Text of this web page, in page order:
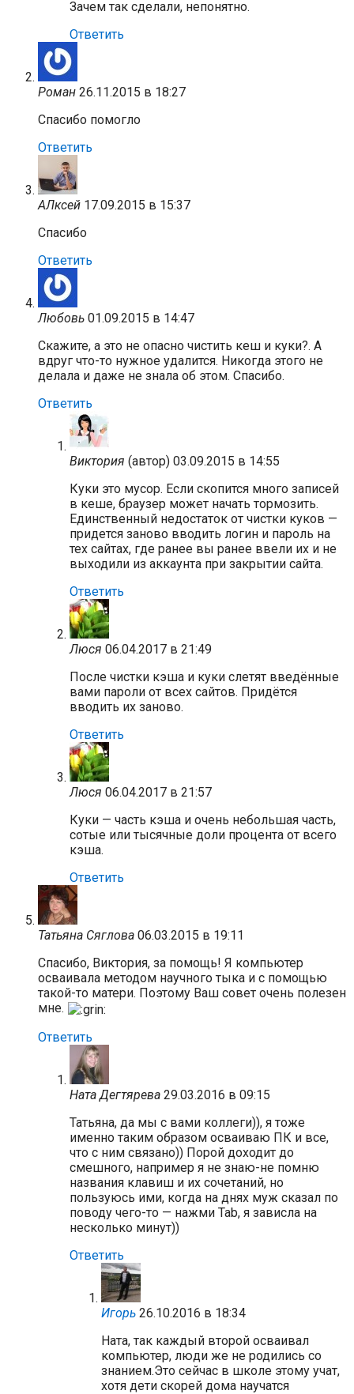
Зачем так сделали, непонятно.
Ответить
Роман 26.11.2015 в 18:27
Спасибо помогло
Ответить
АЛксей 17.09.2015 в 15:37
Спасибо
Ответить
Любовь 01.09.2015 в 14:47
Скажите, а это не опасно чистить кеш и куки?. А
вдруг что-то нужное удалится. Никогда этого не
делала и даже не знала об этом. Спасибо.
Ответить
Виктория (автор) 03.09.2015 в 14:55
Куки это мусор. Если скопится много записей
в кеше, браузер может начать тормозить.
Единственный недостаток от чистки куков —
придется заново вводить логин и пароль на
тех сайтах, где ранее вы ранее ввели их и не
выходили из аккаунта при закрытии сайта.
Ответить
Люся 06.04.2017 в 21:49
После чистки кэша и куки слетят введённые
вами пароли от всех сайтов. Придётся
вводить их заново.
Ответить
Люся 06.04.2017 в 21:57
Куки — часть кэша и очень небольшая часть,
сотые или тысячные доли процента от всего
кэша.
Ответить
Татьяна Сяглова 06.03.2015 в 19:11
Спасибо, Виктория, за помощь! Я компьютер
осваивала методом научного тыка и с помощью
такой-то матери. Поэтому Ваш совет очень полезен
мне.
Ответить
Ната Дегтярева 29.03.2016 в 09:15
Татьяна, да мы с вами коллеги)), я тоже
именно таким образом осваиваю ПК и все,
что с ним связано)) Порой доходит до
смешного, например я не знаю-не помню
названия клавиш и их сочетаний, но
пользуюсь ими, когда на днях муж сказал по
поводу чего-то — нажми Tab, я зависла на
несколько минут))
Ответить
Игорь 26.10.2016 в 18:34
Ната, так каждый второй осваивал
компьютер, люди же не родились со
знанием.Это сейчас в школе этому учат,
хотя дети скорей дома научатся